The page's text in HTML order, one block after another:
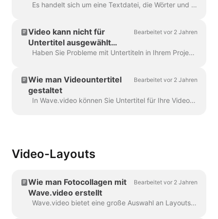
generieren
Es handelt sich um eine Textdatei, die Wörter und Phrasen enthält, die im Video gesagt werden. Solche Dateien können zusammen mit Videodateien oder Online-Videoplayern verwendet werden, um die...
Video kann nicht für
Untertitel ausgewählt
werden
Bearbeitet vor 2 Jahren
Haben Sie Probleme mit Untertiteln in Ihrem Projekt? Lassen Sie uns das beheben! Stellen Sie zunächst sicher, dass Ihr hochgeladenes Video vollständig ist ...
Wie man Videountertitel
gestaltet
Bearbeitet vor 2 Jahren
In Wave.video können Sie Untertitel für Ihre Videos automatisch generieren lassen oder eine .srt- oder .vtt-Datei hochladen. Sobald Sie dem Video Untertitel hinzugefügt haben, können Sie die...
Video-Layouts
Wie man Fotocollagen mit
Wave.video erstellt
Bearbeitet vor 2 Jahren
Wave.video bietet eine große Auswahl an Layouts - eine Sammlung von Rahmen, Masken und Rastern - mit denen Sie mehrere Bilder in einer Szene kombinieren können...